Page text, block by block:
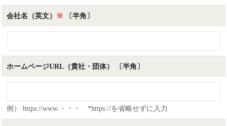
• 取材目的でないと主催者が判断した場合（営業、調
査等）、メディア登録は無効とし、業界日来場登録を
【当日の取材について】
示商談会等の撮影は「静止画のみ」とします。
• 撮影可能範囲は講師本人、タイトルスライド、講師
• 主催者が報道を許可していても、講演者・登壇者・
出展者が撮影や録音の中止を求めた場合は、速やかに
又はお客様との連絡のため
3. ツーリズムEXPOジャパンにて実施される各種
5. その他ツーリズムに関する情報提供のため
2. 当主催者がこれまで保有している個⼈情報も同様
４．個⼈情報の適正管理
1. 当主催者は、個⼈情報の管理責任者を設置し、そ
会社名（英文） ※ 〔半角〕
ホームページURL（貴社・団体） 〔半角〕
例） https://www.・・・ *https://を省略せずに入力